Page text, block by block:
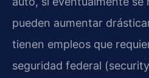
pueden aumentar
tienen empleos que
seguridad federal